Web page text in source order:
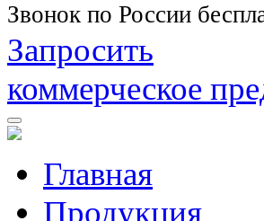
Звонок по России
Запросить
коммерческое
Главная
Продукция